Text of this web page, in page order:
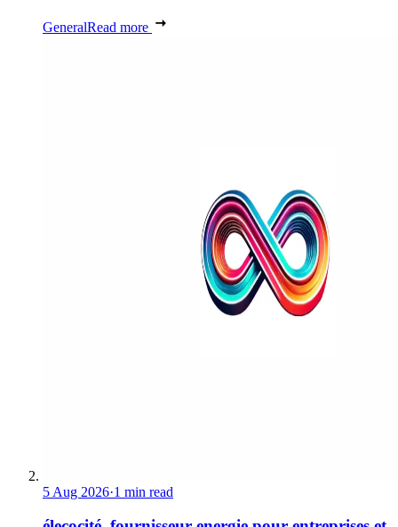
GeneralRead more
5 Aug 2026·1 min read